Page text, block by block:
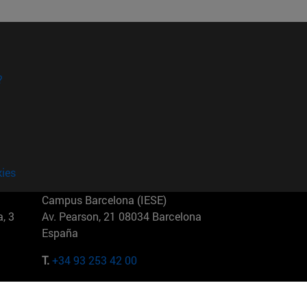
3
Campus Barcelona (IESE)
Av. Pearson, 21 08034 Barcelona
España
T.+34 93 253 42 00